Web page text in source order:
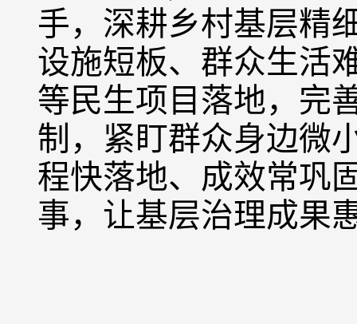
手，深耕乡村基层精
设施短板、群众生活
等民生项目落地，完
制，紧盯群众身边微
程快落地、成效常巩
事，让基层治理成果